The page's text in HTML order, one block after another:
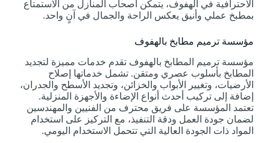
الاحترافية في الهفوف، يتمكن أصحاب المنازل من الاستمتاع
بمطبخ عملي وأنيق يعكس الراحة والجمال في آنٍ واحد.
مؤسسة ترميم مطابخ بالهفوف
مؤسسة ترميم المطابخ بالهفوف تقدم خدمات مميزة لتجديد
المطابخ بأسلوب عصري ومتقن. تشمل خدماتها إصلاح
الأرضيات، وتغيير الأبواب والخزائن، وتجديد الأسطح والجدران،
إضافة إلى تركيب أحدث أنواع الإضاءة والأجهزة المنزلية.
تعتمد المؤسسة على فريق محترف من الفنيين والمهندسين
لضمان جودة العمل ودقة التنفيذ، مع التركيز على استخدام
المواد ذات الجودة العالية التي تتحمل الاستخدام اليومي.